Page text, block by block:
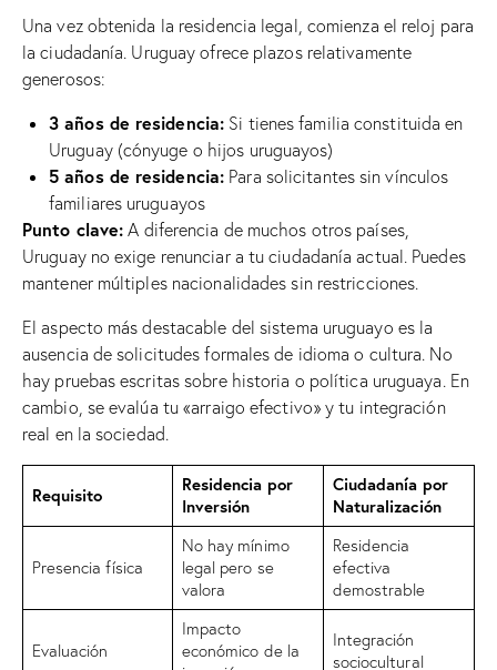
Una vez obtenida la residencia legal, comienza el reloj para
la ciudadanía. Uruguay ofrece plazos relativamente
generosos:
3 años de residencia: Si tienes familia constituida en
Uruguay (cónyuge o hijos uruguayos)
5 años de residencia: Para solicitantes sin vínculos
familiares uruguayos
Punto clave: A diferencia de muchos otros países,
Uruguay no exige renunciar a tu ciudadanía actual. Puedes
mantener múltiples nacionalidades sin restricciones.
El aspecto más destacable del sistema uruguayo es la
ausencia de solicitudes formales de idioma o cultura. No
hay pruebas escritas sobre historia o política uruguaya. En
cambio, se evalúa tu «arraigo efectivo» y tu integración
real en la sociedad.
Requisito
Residencia por
Inversión
Ciudadanía por
Naturalización
Presencia física
No hay mínimo
legal pero se
valora
Residencia
efectiva
demostrable
Evaluación
Impacto
económico de la
Integración
sociocultural